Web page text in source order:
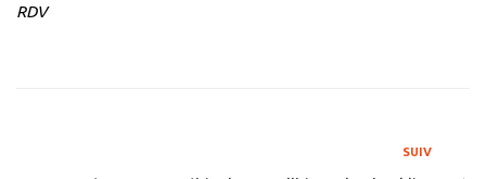
RDV
SUIV